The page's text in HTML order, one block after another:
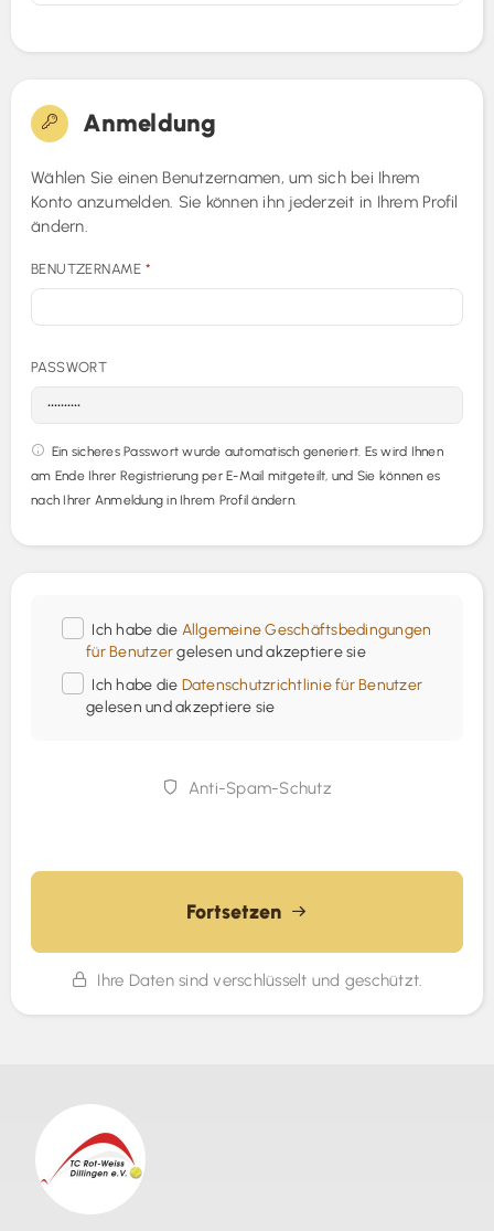
Anmeldung
Wählen Sie einen Benutzernamen, um sich bei Ihrem
Konto anzumelden. Sie können ihn jederzeit in Ihrem Profil
ändern.
BENUTZERNAME*
PASSWORT
Ein sicheres Passwort wurde automatisch generiert. Es wird Ihnen
am Ende Ihrer Registrierung per E-Mail mitgeteilt, und Sie können es
nach Ihrer Anmeldung in Ihrem Profil ändern.
Ich habe die Allgemeine Geschäftsbedingungen
für Benutzergelesen und akzeptiere sie
Ich habe die Datenschutzrichtlinie für Benutzer
gelesen und akzeptiere sie
Anti-Spam-Schutz
Ihre Daten sind verschlüsselt und geschützt.